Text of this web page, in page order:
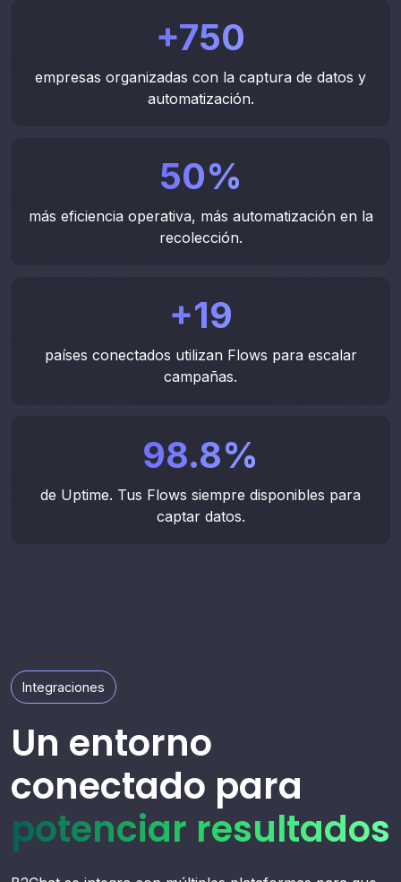
Habla con un asesor
Integra Flows en chatbots.
Agendar demo Habla con un asesor
+750
empresas organizadas con la captura de datos y
automatización.
50%
más eficiencia operativa, más automatización en la
recolección.
+19
países conectados utilizan Flows para escalar
campañas.
98.8%
de Uptime. Tus Flows siempre disponibles para
captar datos.
Integraciones
Un entorno
conectado para
potenciar resultados